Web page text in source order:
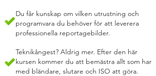
Du får kunskap om vilken utrustning och
programvara du behöver för att leverera
professionella reportagebilder.
Teknikångest? Aldrig mer. Efter den här
kursen kommer du att bemästra allt som har
med bländare, slutare och ISO att göra.